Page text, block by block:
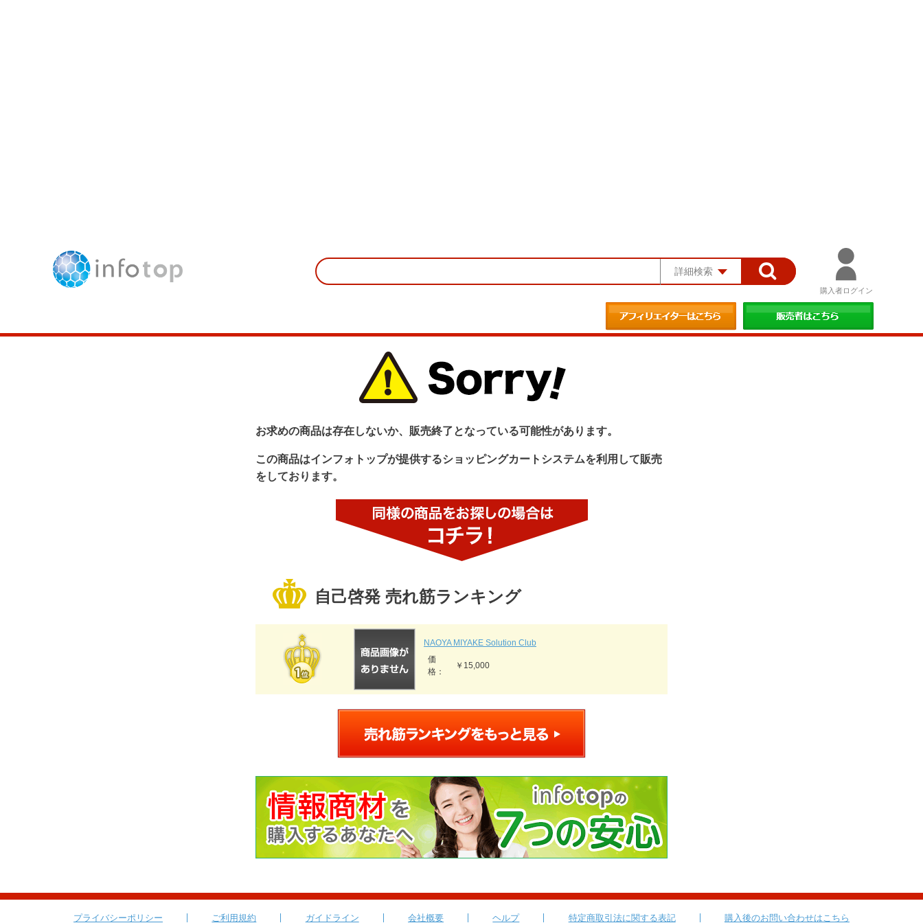
詳細検索
購入者ログイン
お求めの商品は存在しないか、販売終了となっている可能性があります。
この商品はインフォトップが提供するショッピングカートシステムを利用して販売
をしております。
自己啓発 売れ筋ランキング
NAOYA MIYAKE Solution Club
価
格：
￥15,000
プライバシーポリシー ご利用規約 ガイドライン 会社概要 ヘルプ 特定商取引法に関する表記 購入後のお問い合わせはこちら